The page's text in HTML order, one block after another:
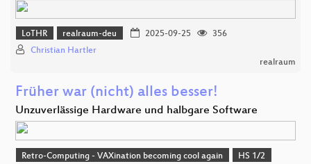
LoTHR realraum-deu 2025-09-25
356
Christian Hartler
realraum
Früher war (nicht) alles besser!
Unzuverlässige Hardware und halbgare Software
Retro-Computing - VAXination becoming cool again
HS 1/2